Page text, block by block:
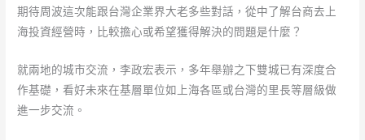
期待周波這次能跟台灣企業界大老多些對話，從中了解台商去上
海投資經營時，比較擔心或希望獲得解決的問題是什麼？
就兩地的城市交流，李政宏表示，多年舉辦之下雙城已有深度合
作基礎，看好未來在基層單位如上海各區或台灣的里長等層級做
進一步交流。